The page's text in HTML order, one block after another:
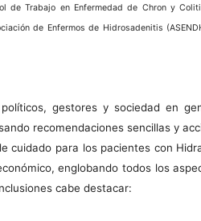
Trabajo en Enfermedad de Chron y
de Enfermos de Hidrosadenitis
gestores y sociedad en
recomendaciones sencillas y
para los pacientes con
englobando todos los
cabe destacar: